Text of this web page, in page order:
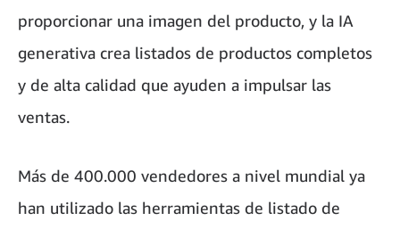
proporcionar una imagen del producto, y la IA
generativa crea listados de productos completos
y de alta calidad que ayuden a impulsar las
ventas.
Más de 400.000 vendedores a nivel mundial ya
han utilizado las herramientas de listado de